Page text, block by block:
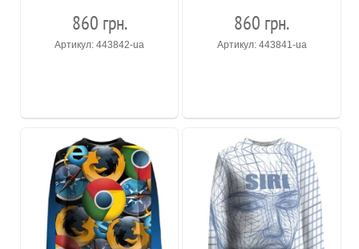
860 грн.
Артикул: 443842-ua
860 грн.
Артикул: 443841-ua